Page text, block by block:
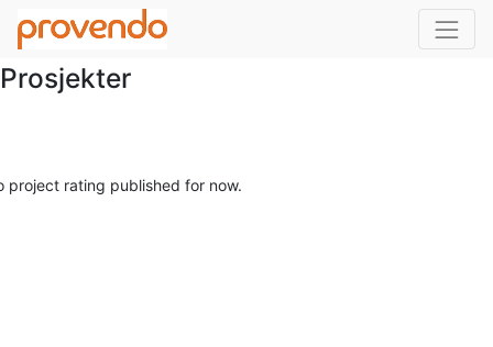
Prosjekter
project rating published for now.